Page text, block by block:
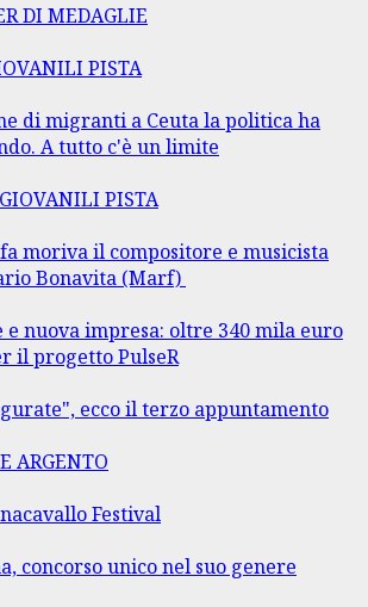
DI MEDAGLIE
PISTA
di migranti a Ceuta la politica ha
A tutto c'è un limite
PISTA
moriva il compositore e musicista
Bonavita (Marf)
e nuova impresa: oltre 340 mila euro
il progetto PulseR
ecco il terzo appuntamento
ARGENTO
Festival
concorso unico nel suo genere